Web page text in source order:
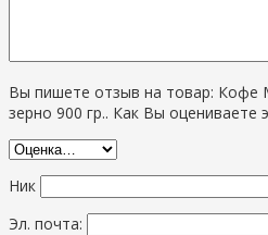
Вы пишете отзыв на товар: Кофе
зерно 900 гр.. Как Вы оцениваете
Ник
Эл. почта: